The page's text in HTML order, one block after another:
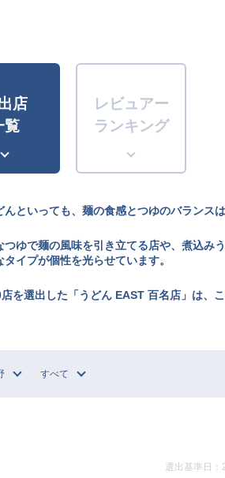
店
覧
レビュアー
ランキング
んといっても、麺の食感とつゆのバランスは
つゆで麺の風味を引き立てる店や、煮込み
タイプが個性を光らせています。
を選出した「うどん EAST 百名店」は、こ
すべて
選出基準日